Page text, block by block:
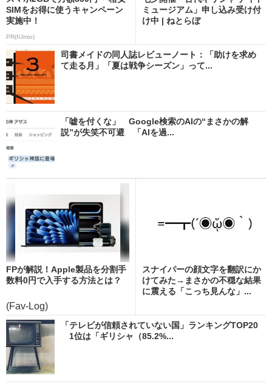
SIMをお得に使うキャンペーン
実施中！
PR(IIJmio)
ミュージアム」申し込み受け付
け中 | ねとらぼ
司書メイドの同人誌レビューノート：「助けを求め
て走る月」「夏は戦争シーズン」って...
「嘘を付くな」 Google検索のAIの“まさかの解
説”が失笑不可避 「AIを過...
FPが解説！Apple製品を分割手
数料0円で入手する方法とは？
(Fav-Log)
スナイパーの顔文字を翻訳にか
けてみた→まさかの不穏な結果
に震える「こっち見んな」...
「テレビが信頼されていない国」ランキングTOP20
1位は「ギリシャ（85.2%...